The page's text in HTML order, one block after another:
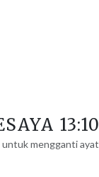
13:10
untuk mengganti ayat